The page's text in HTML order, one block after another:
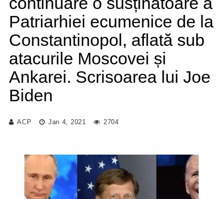
Patriarhiei ecumenice de la
Constantinopol, aflată sub
atacurile Moscovei și
Ankarei. Scrisoarea lui Joe
Biden
ACP Jan 4, 2021 2704